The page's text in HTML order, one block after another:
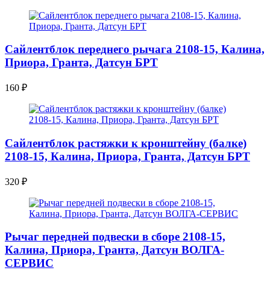
Сайлентблок переднего рычага 2108-15, Калина,
Приора, Гранта, Датсун БРТ
160 ₽
Сайлентблок растяжки к кронштейну (балке)
2108-15, Калина, Приора, Гранта, Датсун БРТ
320 ₽
Рычаг передней подвески в сборе 2108-15,
Калина, Приора, Гранта, Датсун ВОЛГА-
СЕРВИС